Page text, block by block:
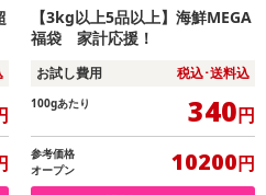
【3kg以上5品以上】海鮮MEGA
福袋 家計応援！
お試し費用 税込･送料込
100gあたり 340円
参考価格
オープン
10200円